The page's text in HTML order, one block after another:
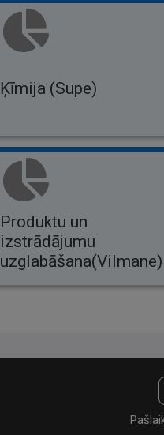
Ķīmija (Supe)
Produktu un
izstrādājumu
uzglabāšana(Vilmane)